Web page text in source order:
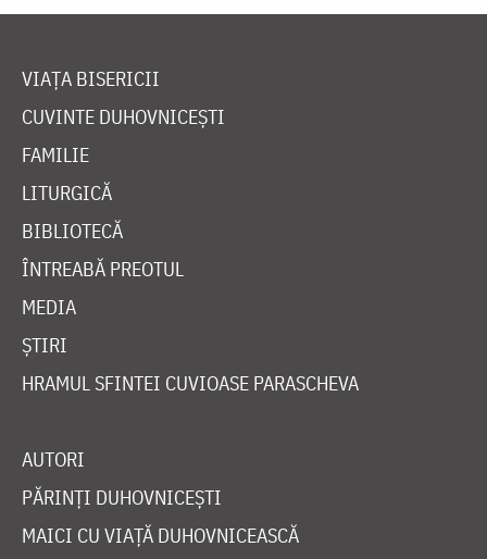
VIAȚA BISERICII
CUVINTE DUHOVNICEȘTI
FAMILIE
LITURGICĂ
BIBLIOTECĂ
ÎNTREABĂ PREOTUL
MEDIA
ȘTIRI
HRAMUL SFINTEI CUVIOASE PARASCHEVA
AUTORI
PĂRINȚI DUHOVNICEȘTI
MAICI CU VIAȚĂ DUHOVNICEASCĂ